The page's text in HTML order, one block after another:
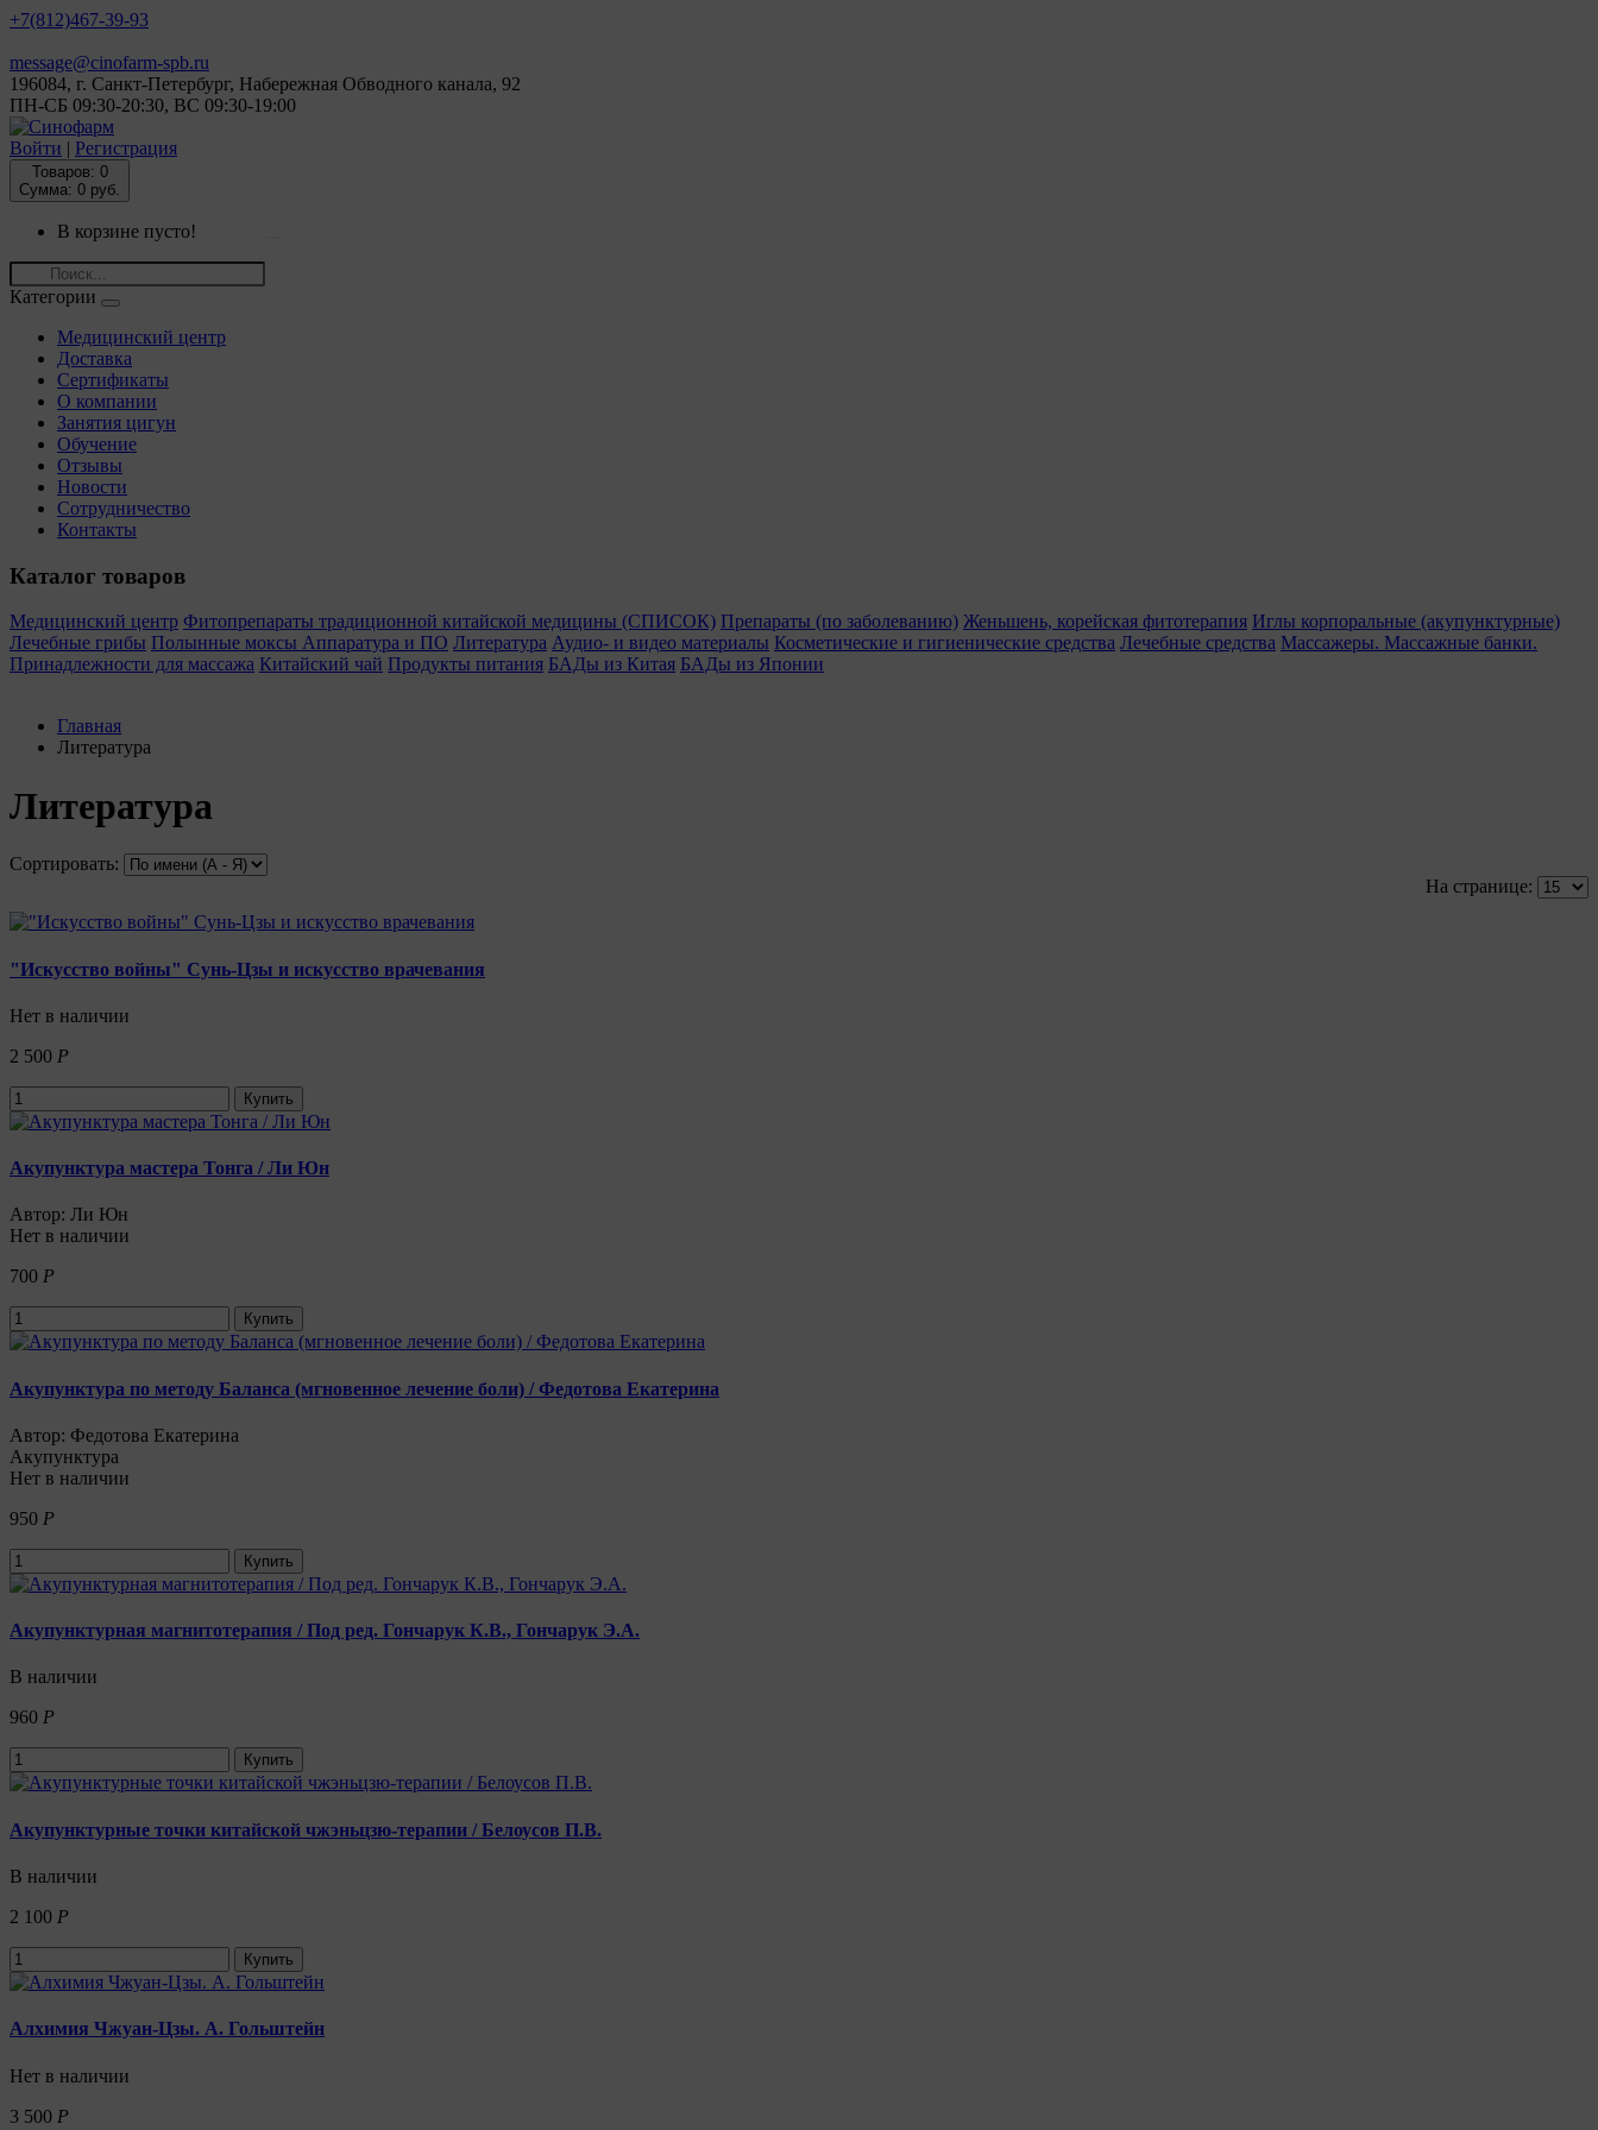
+7(812)467-39-93
message@cinofarm-spb.ru
196084, г. Санкт-Петербург, Набережная Обводного канала, 92
ПН-СБ 09:30-20:30, ВС 09:30-19:00
Войти | Регистрация
Товаров: 0
Сумма: 0 руб.
В корзине пусто!
Категории
Медицинский центр
Доставка
Сертификаты
О компании
Занятия цигун
Обучение
Отзывы
Новости
Сотрудничество
Контакты
Каталог товаров
Медицинский центр Фитопрепараты традиционной китайской медицины (СПИСОК) Препараты (по заболеванию) Женьшень, корейская фитотерапия Иглы корпоральные (акупунктурные)
Лечебные грибы Полынные моксы Аппаратура и ПО Литература Аудио- и видео материалы Косметические и гигиенические средства Лечебные средства Массажеры. Массажные банки.
Принадлежности для массажа Китайский чай Продукты питания БАДы из Китая БАДы из Японии
Главная
Литература
Литература
Сортировать:
На странице:
"Искусство войны" Сунь-Цзы и искусство врачевания
Нет в наличии
2 500 Р
Купить
Акупунктура мастера Тонга / Ли Юн
Автор: Ли Юн
Нет в наличии
700 Р
Купить
Акупунктура по методу Баланса (мгновенное лечение боли) / Федотова Екатерина
Автор: Федотова Екатерина
Акупунктура
Нет в наличии
950 Р
Купить
Акупунктурная магнитотерапия / Под ред. Гончарук К.В., Гончарук Э.А.
В наличии
960 Р
Купить
Акупунктурные точки китайской чжэньцзю-терапии / Белоусов П.В.
В наличии
2 100 Р
Купить
Алхимия Чжуан-Цзы. А. Гольштейн
Нет в наличии
3 500 Р